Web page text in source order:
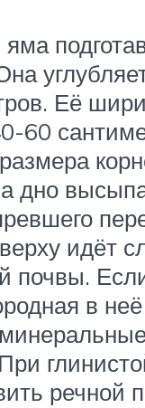
Её
60
дно
идёт
почвы.
в
речной